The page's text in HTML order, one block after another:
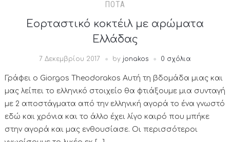
ΠΟΤΆ
Εορταστικό κοκτέιλ με αρώματα
Ελλάδας
7 Δεκεμβρίου 2017 by jonakos 0 σχόλια
Γράφει ο Giorgos Theodorakos Αυτή τη βδομάδα μιας και
μας λείπει το ελληνικό στοιχείο θα φτιάξουμε μια συνταγή
με 2 αποστάγματα από την ελληνική αγορά το ένα γνωστό
εδώ και χρόνια και το άλλο έχει λίγο καιρό που μπήκε
στην αγορά και μας ενθουσίασε. Οι περισσότεροι